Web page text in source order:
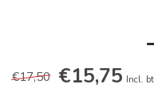
€17,50 €15,75 Incl.